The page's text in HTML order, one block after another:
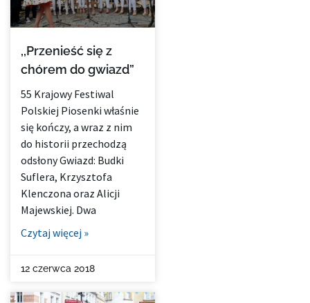
,,Przenieść się z
chórem do gwiazd”
55 Krajowy Festiwal
Polskiej Piosenki właśnie
się kończy, a wraz z nim
do historii przechodzą
odsłony Gwiazd: Budki
Suflera, Krzysztofa
Klenczona oraz Alicji
Majewskiej. Dwa
Czytaj więcej »
12 czerwca 2018